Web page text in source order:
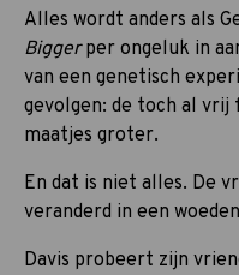
Alles wordt anders als
Biggerper ongeluk in
van een genetisch
gevolgen: de toch al
maatjes groter.
En dat is niet alles. De
veranderd in een
Davis probeert zijn